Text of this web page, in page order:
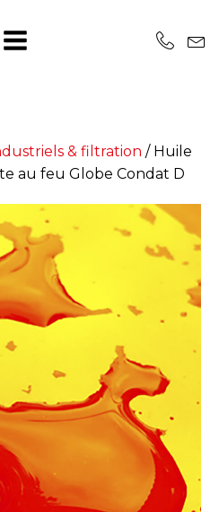
& filtration / Huile
au feu Globe Condat D